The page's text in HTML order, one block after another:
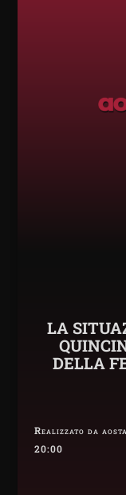
LA
DELLA
Realizzato da
20:00